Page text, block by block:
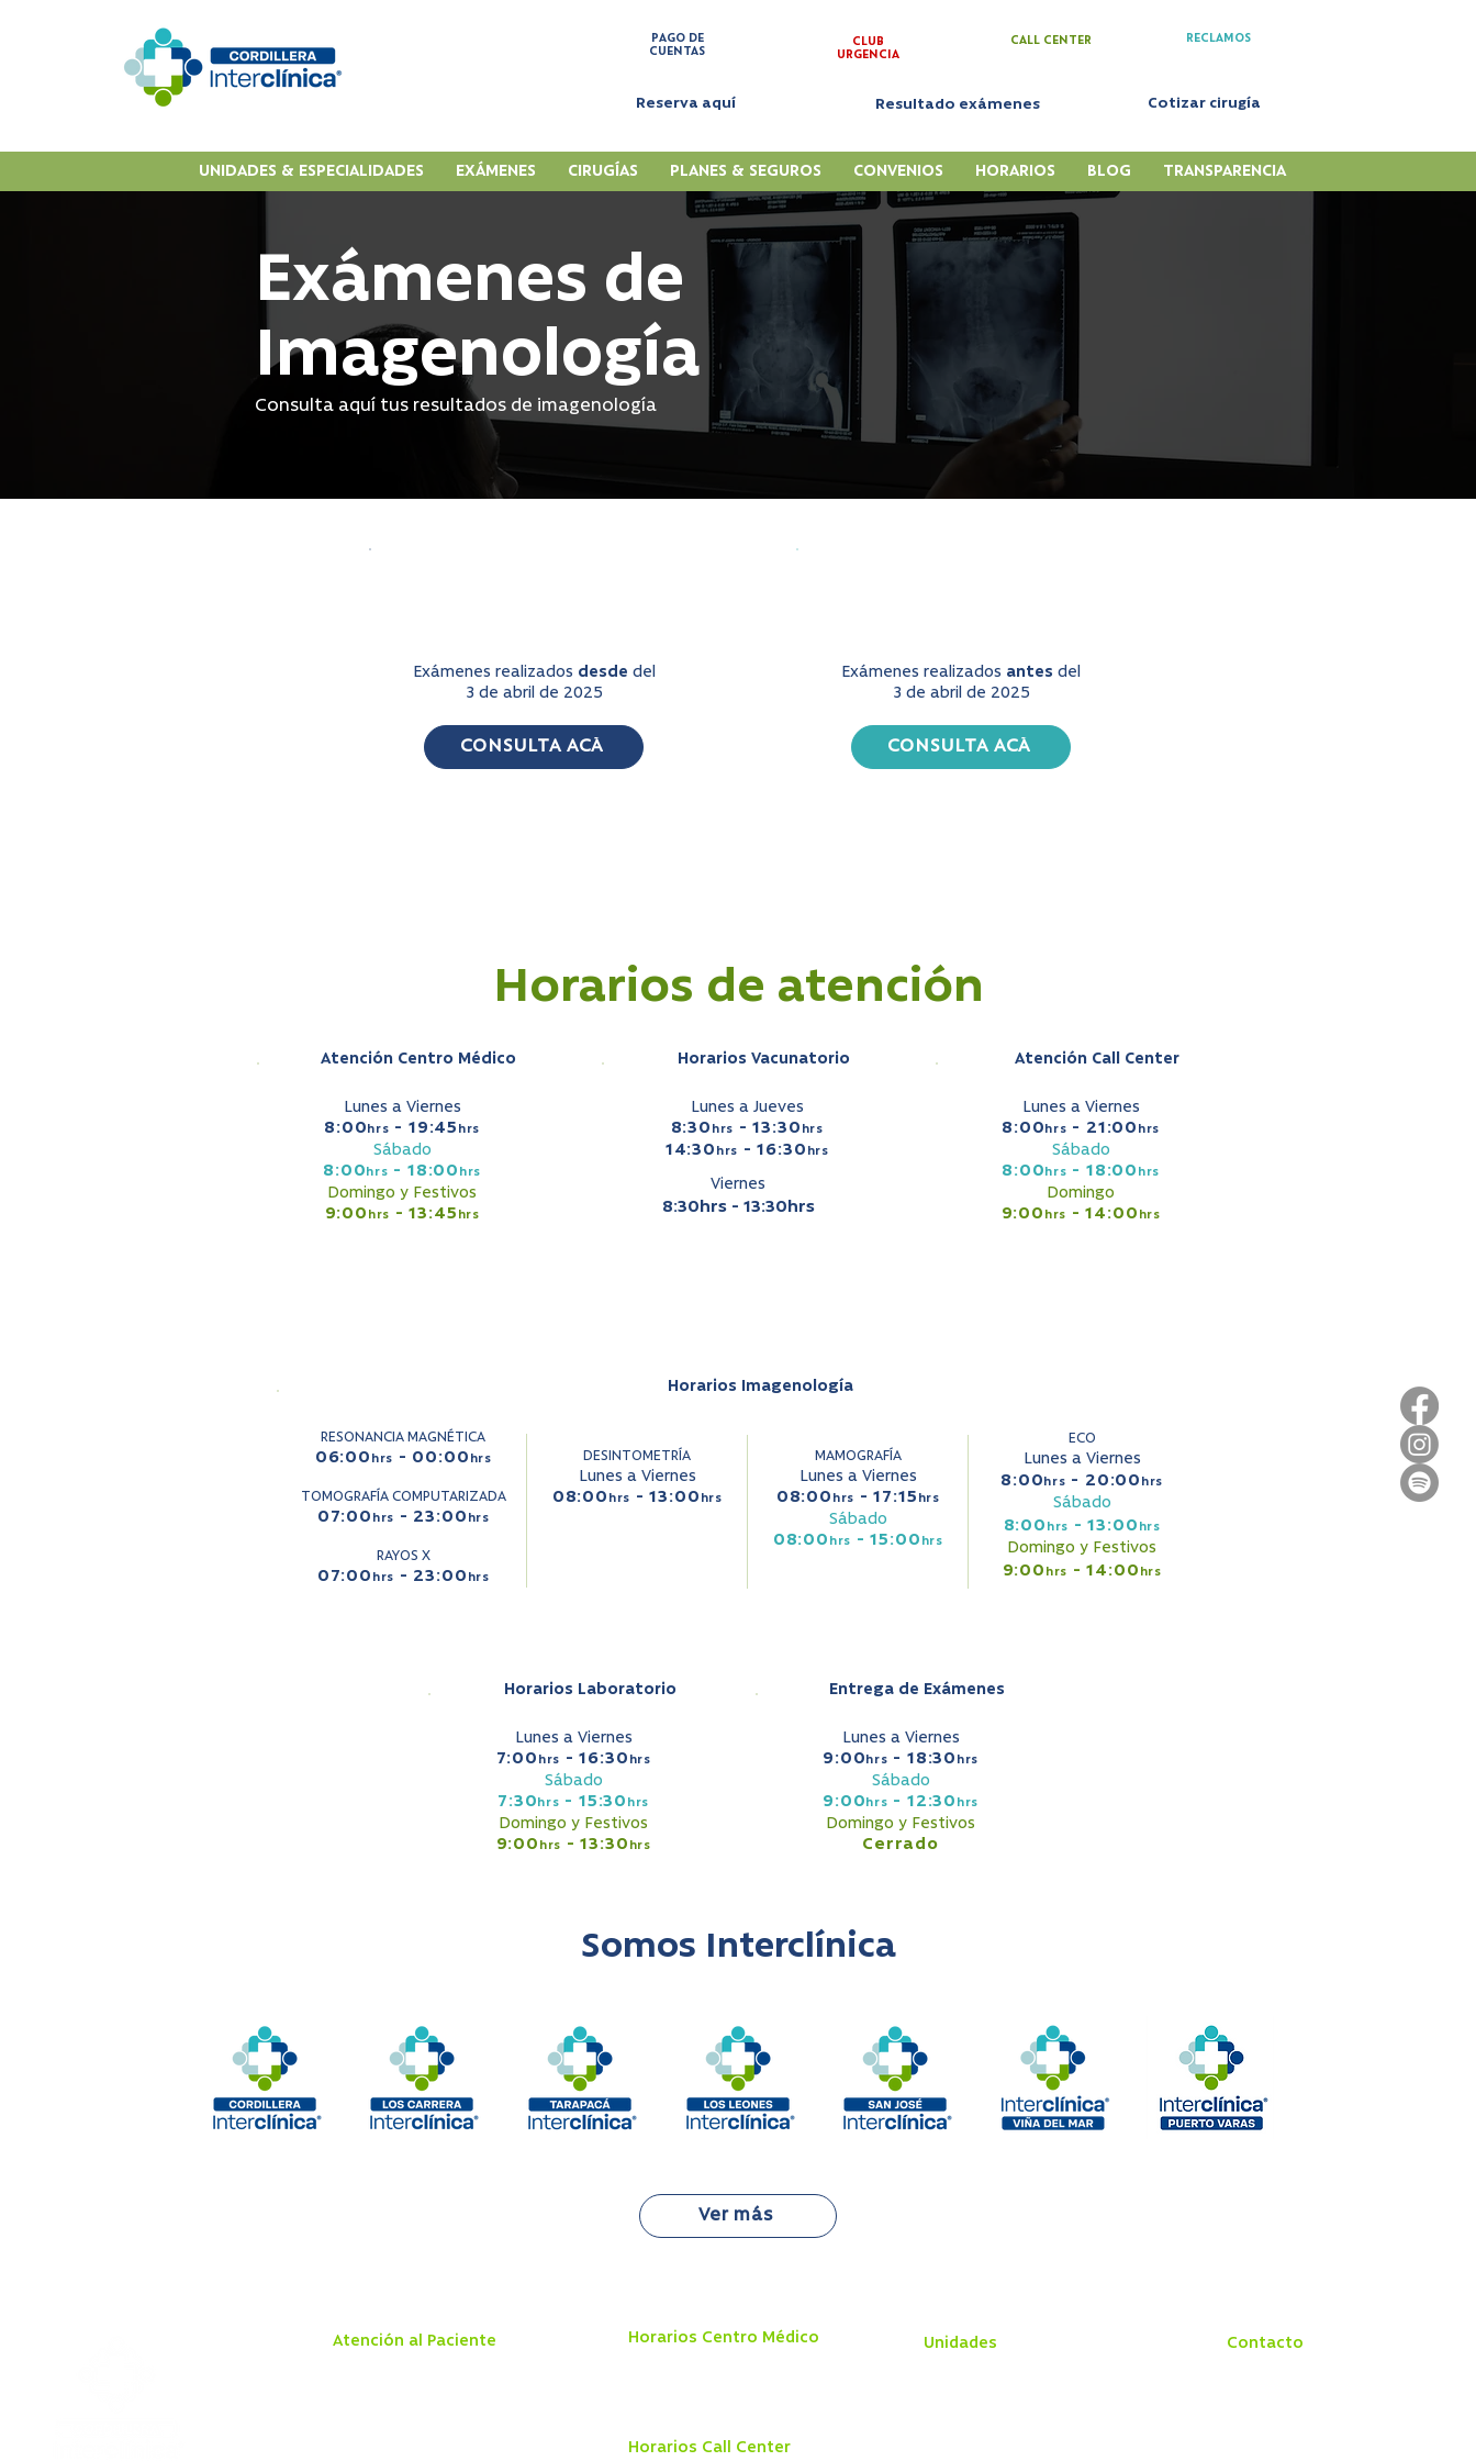
PAGO DE
CUENTAS
Reserva aquí
CLUB
URGENCIA
CALL CENTER RECLAMOS
Resultado exámenes Cotizar cirugía
UNIDADES & ESPECIALIDADES EXÁMENES CIRUGÍAS PLANES & SEGUROS CONVENIOS HORARIOS BLOG TRANSPARENCIA
Exámenes de
Imagenología
Consulta aquí tus resultados de imagenología
Exámenes realizados desde del
3 de abril de 2025
CONSULTA ACÁ
Exámenes realizados antes del
3 de abril de 2025
CONSULTA ACÁ
Horarios de atención
Atención Centro Médico
Lunes a Viernes
8:00 hrs - 19:45 hrs
Sábado
8:00 hrs - 18:00 hrs
Domingo y Festivos
9:00 hrs - 13:45 hrs
Horarios Vacunatorio
Lunes a Jueves
8:30 hrs - 13:30 hrs
14:30 hrs - 16:30 hrs
Viernes
8:30hrs - 13:30hrs
Atención Call Center
Lunes a Viernes
8:00 hrs - 21:00 hrs
Sábado
8:00 hrs - 18:00 hrs
Domingo
9:00 hrs - 14:00 hrs
Horarios Imagenología
RESONANCIA MAGNÉTICA
06:00 hrs - 00:00 hrs
TOMOGRAFÍA COMPUTARIZADA
07:00 hrs - 23:00 hrs
RAYOS X
07:00 hrs - 23:00 hrs
DESINTOMETRÍA
Lunes a Viernes
08:00 hrs - 13:00 hrs
MAMOGRAFÍA
Lunes a Viernes
08:00 hrs - 17:15 hrs
Sábado
08:00 hrs - 15:00 hrs
ECO
Lunes a Viernes
8:00 hrs - 20:00 hrs
Sábado
8:00 hrs - 13:00 hrs
Domingo y Festivos
9:00 hrs - 14:00 hrs
Horarios Laboratorio
Lunes a Viernes
7:00 hrs - 16:30 hrs
Sábado
7:30 hrs - 15:30 hrs
Domingo y Festivos
9:00 hrs - 13:30 hrs
Entrega de Exámenes
Lunes a Viernes
9:00 hrs - 18:30 hrs
Sábado
9:00 hrs - 12:30 hrs
Domingo y Festivos
Cerrado
Somos Interclínica
Ver más
Atención al Paciente Horarios Centro Médico
Horarios Call Center
Unidades Contacto